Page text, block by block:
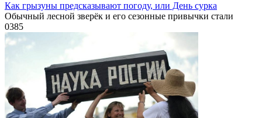
Как грызуны предсказывают погоду, или День сурка
Обычный лесной зверёк и его сезонные привычки стали
0385